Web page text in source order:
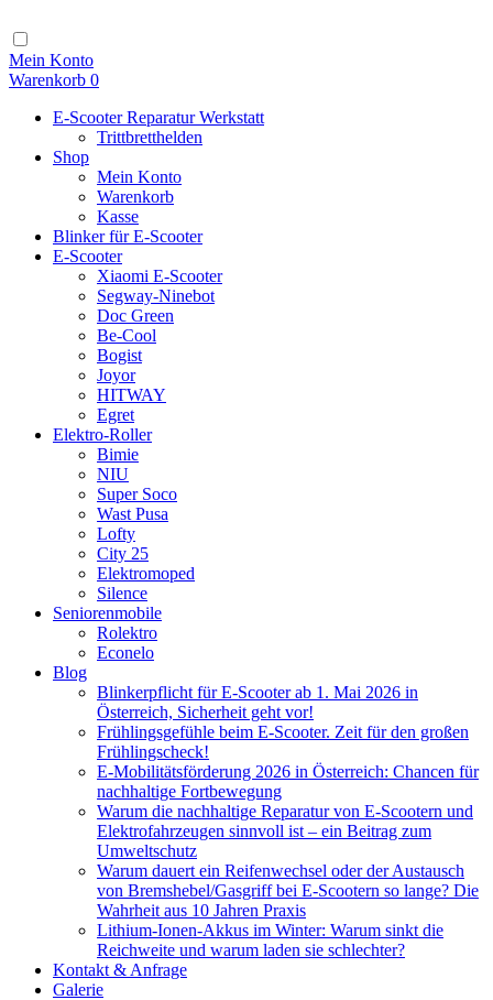
Inhalt
Mein Konto
Warenkorb 0
E-Scooter Reparatur Werkstatt
Trittbretthelden
Shop
Mein Konto
Warenkorb
Kasse
Blinker für E-Scooter
E-Scooter
Xiaomi E-Scooter
Segway-Ninebot
Doc Green
Be-Cool
Bogist
Joyor
HITWAY
Egret
Elektro-Roller
Bimie
NIU
Super Soco
Wast Pusa
Lofty
City 25
Elektromoped
Silence
Seniorenmobile
Rolektro
Econelo
Blog
Blinkerpflicht für E-Scooter ab 1. Mai 2026 in
Österreich, Sicherheit geht vor!
Frühlingsgefühle beim E-Scooter. Zeit für den großen
Frühlingscheck!
E-Mobilitätsförderung 2026 in Österreich: Chancen für
nachhaltige Fortbewegung
Warum die nachhaltige Reparatur von E-Scootern und
Elektrofahrzeugen sinnvoll ist – ein Beitrag zum
Umweltschutz
Warum dauert ein Reifenwechsel oder der Austausch
von Bremshebel/Gasgriff bei E-Scootern so lange? Die
Wahrheit aus 10 Jahren Praxis
Lithium-Ionen-Akkus im Winter: Warum sinkt die
Reichweite und warum laden sie schlechter?
Kontakt & Anfrage
Galerie